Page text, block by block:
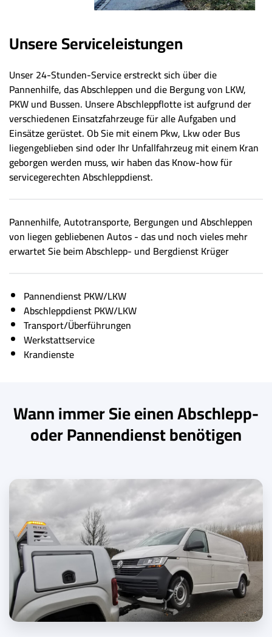
Unsere Serviceleistungen
Unser 24-Stunden-Service erstreckt sich über die
Pannenhilfe, das Abschleppen und die Bergung von LKW,
PKW und Bussen. Unsere Abschleppflotte ist aufgrund der
verschiedenen Einsatzfahrzeuge für alle Aufgaben und
Einsätze gerüstet. Ob Sie mit einem Pkw, Lkw oder Bus
liegengeblieben sind oder Ihr Unfallfahrzeug mit einem Kran
geborgen werden muss, wir haben das Know-how für
servicegerechten Abschleppdienst.
Pannenhilfe, Autotransporte, Bergungen und Abschleppen
von liegen gebliebenen Autos - das und noch vieles mehr
erwartet Sie beim Abschlepp- und Bergdienst Krüger
Pannendienst PKW/LKW
Abschleppdienst PKW/LKW
Transport/Überführungen
Werkstattservice
Krandienste
Wann immer Sie einen Abschlepp-
oder Pannendienst benötigen